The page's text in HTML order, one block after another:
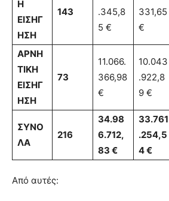
Η
ΕΙΣΗΓ
ΗΣΗ
143
.345,8
5 €
331,65
€
ΑΡΝΗ
ΤΙΚΗ
ΕΙΣΗΓ
ΗΣΗ
73
11.066.
366,98
€
10.043
.922,8
9 €
ΣΥΝΟ
ΛΑ
216
34.98
6.712,
83 €
33.761
.254,5
4 €
Από αυτές: